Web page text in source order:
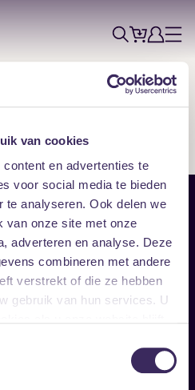
van cookies
en advertenties te
voor social media te bieden
te analyseren. Ook delen we
van onze site met onze
adverteren en analyse. Deze
combineren met andere
verstrekt of die ze hebben
gebruik van hun services. U
ZoekTicketsAccount
Menu